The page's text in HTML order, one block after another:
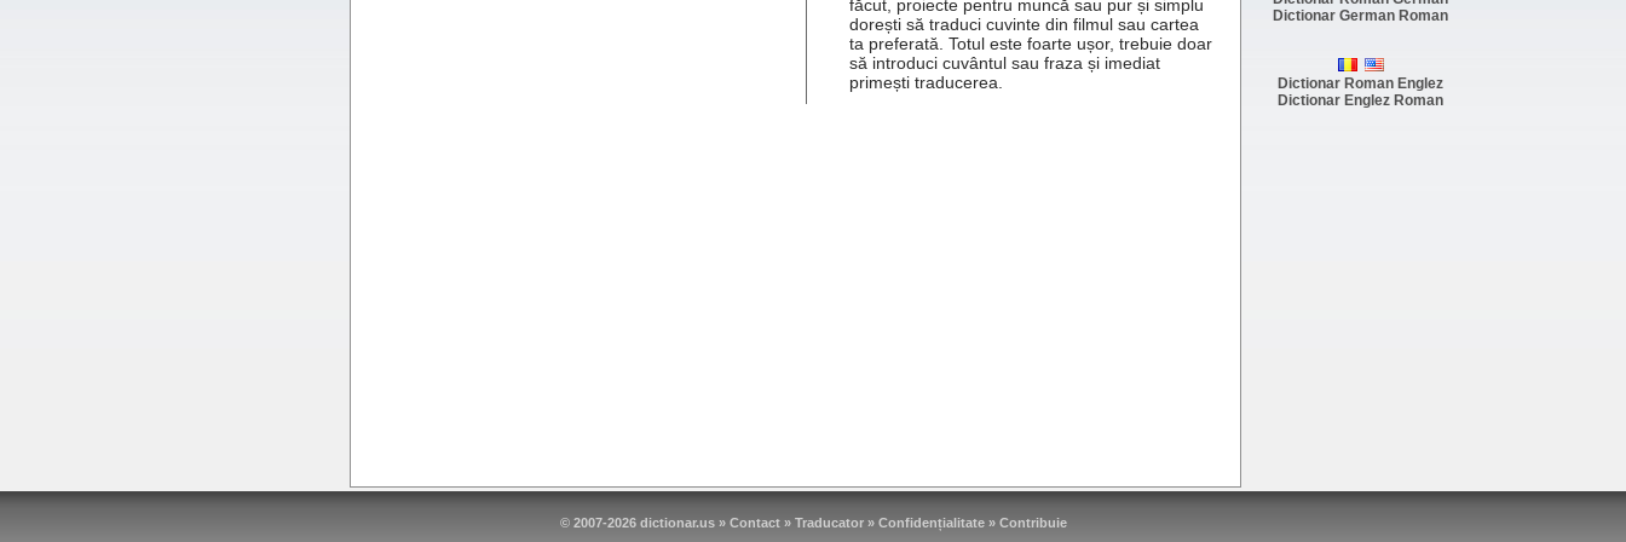
făcut, proiecte pentru muncă sau pur și simplu
dorești să traduci cuvinte din filmul sau cartea
ta preferată. Totul este foarte ușor, trebuie doar
să introduci cuvântul sau fraza și imediat
primești traducerea.
Dictionar German Roman
Dictionar Roman Englez
Dictionar Englez Roman
© 2007-2026 dictionar.us » Contact» Traducator» Confidențialitate» Contribuie